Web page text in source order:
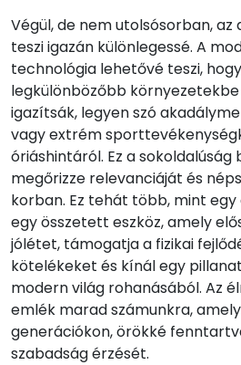
Végül, de nem utolsósorban,
teszi igazán különlegessé. A
technológia lehetővé teszi,
legkülönbözőbb környezetekbe
igazítsák, legyen szó
vagy extrém
óriáshintáról. Ez a
megőrizze relevanciáját és
korban. Ez tehát több, mint egy
egy összetett eszköz, amely
jólétet, támogatja a fizikai
kötelékeket és kínál egy
modern világ rohanásából. Az
emlék marad számunkra,
generációkon, örökké
szabadság érzését.